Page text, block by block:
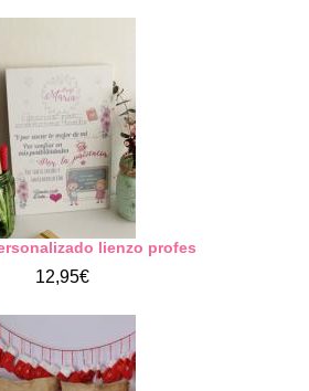
lienzo profes
12,95€